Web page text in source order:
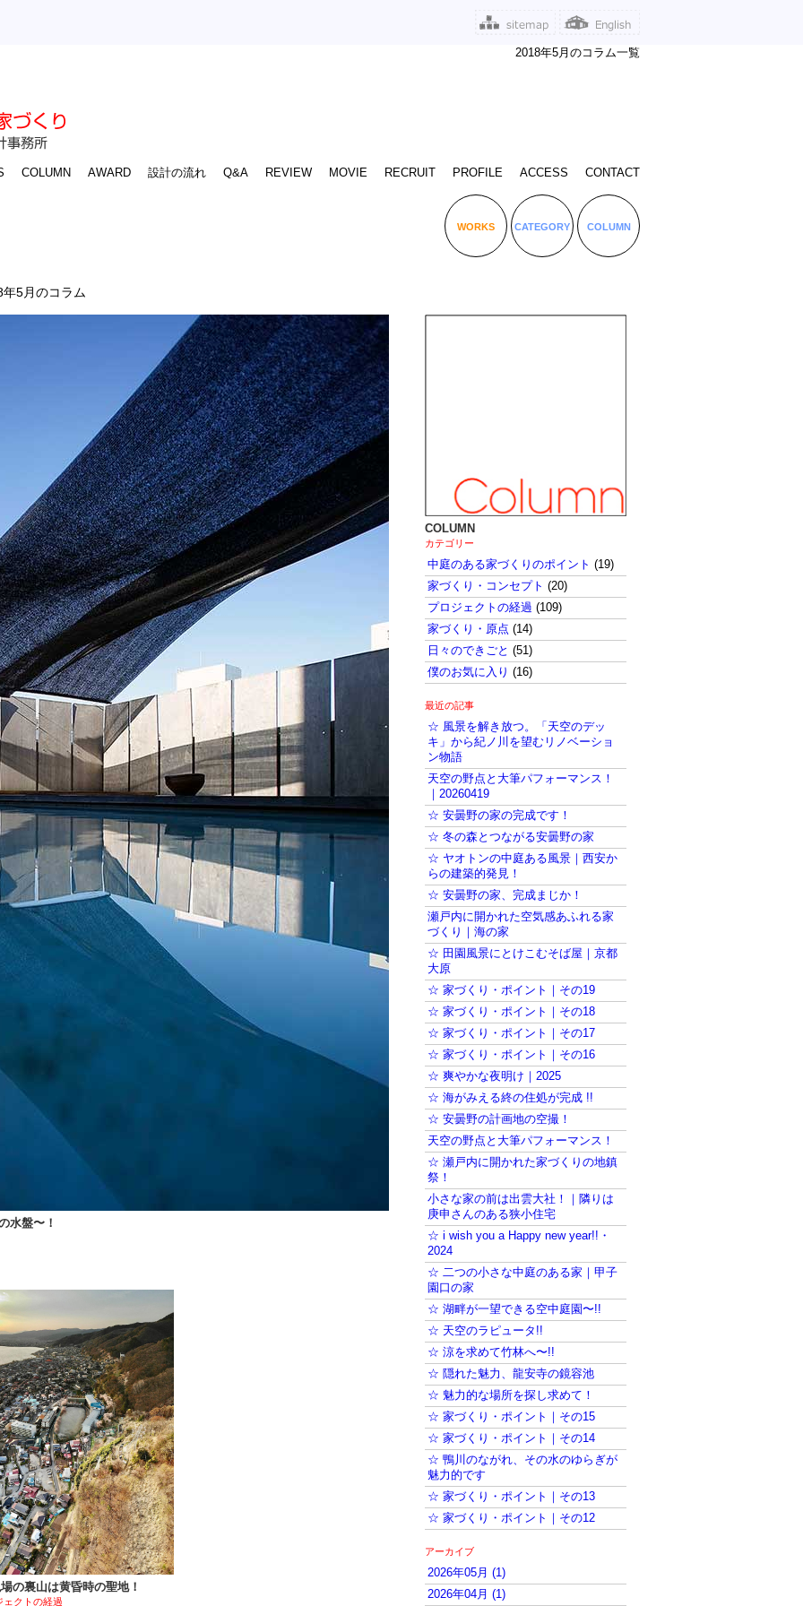
2018年5月のコラム一覧
COLUMN AWARD 設計の流れ Q&A REVIEW MOVIE RECRUIT PROFILE ACCESS CONTACT
WORKS CATEGORY COLUMN
月のコラム
水盤〜！
の裏山は黄昏時の聖地！
ェクトの経過
COLUMN
カテゴリー
中庭のある家づくりのポイント (19)
家づくり・コンセプト (20)
プロジェクトの経過 (109)
家づくり・原点 (14)
日々のできごと (51)
僕のお気に入り (16)
最近の記事
☆ 風景を解き放つ。「天空のデッ
キ」から紀ノ川を望むリノベーショ
ン物語
天空の野点と大筆パフォーマンス！
｜20260419
☆ 安曇野の家の完成です！
☆ 冬の森とつながる安曇野の家
☆ ヤオトンの中庭ある風景｜西安か
らの建築的発見！
☆ 安曇野の家、完成まじか！
瀬戸内に開かれた空気感あふれる家
づくり｜海の家
☆ 田園風景にとけこむそば屋｜京都
大原
☆ 家づくり・ポイント｜その19
☆ 家づくり・ポイント｜その18
☆ 家づくり・ポイント｜その17
☆ 家づくり・ポイント｜その16
☆ 爽やかな夜明け｜2025
☆ 海がみえる終の住処が完成 !!
☆ 安曇野の計画地の空撮！
天空の野点と大筆パフォーマンス！
☆ 瀬戸内に開かれた家づくりの地鎮
祭！
小さな家の前は出雲大社！｜隣りは
庚申さんのある狭小住宅
☆ i wish you a Happy new year!!・
2024
☆ 二つの小さな中庭のある家｜甲子
園口の家
☆ 湖畔が一望できる空中庭園〜!!
☆ 天空のラピュータ!!
☆ 涼を求めて竹林へ〜!!
☆ 隠れた魅力、龍安寺の鏡容池
☆ 魅力的な場所を探し求めて！
☆ 家づくり・ポイント｜その15
☆ 家づくり・ポイント｜その14
☆ 鴨川のながれ、その水のゆらぎが
魅力的です
☆ 家づくり・ポイント｜その13
☆ 家づくり・ポイント｜その12
アーカイブ
2026年05月 (1)
2026年04月 (1)